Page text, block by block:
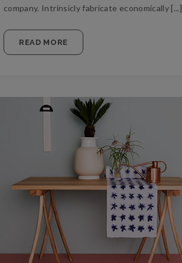
company. Intrinsicly fabricate economically [...]
READ MORE